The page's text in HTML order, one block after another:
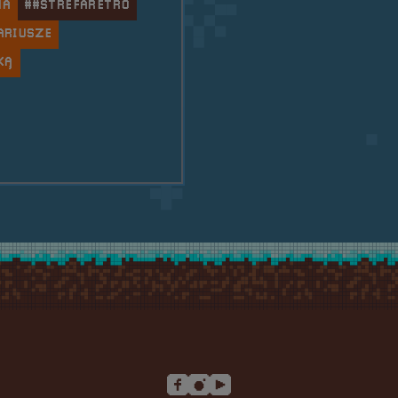
##STREFARETRO
vol.6 &#8211; Festiwal Komputerów, Gier i